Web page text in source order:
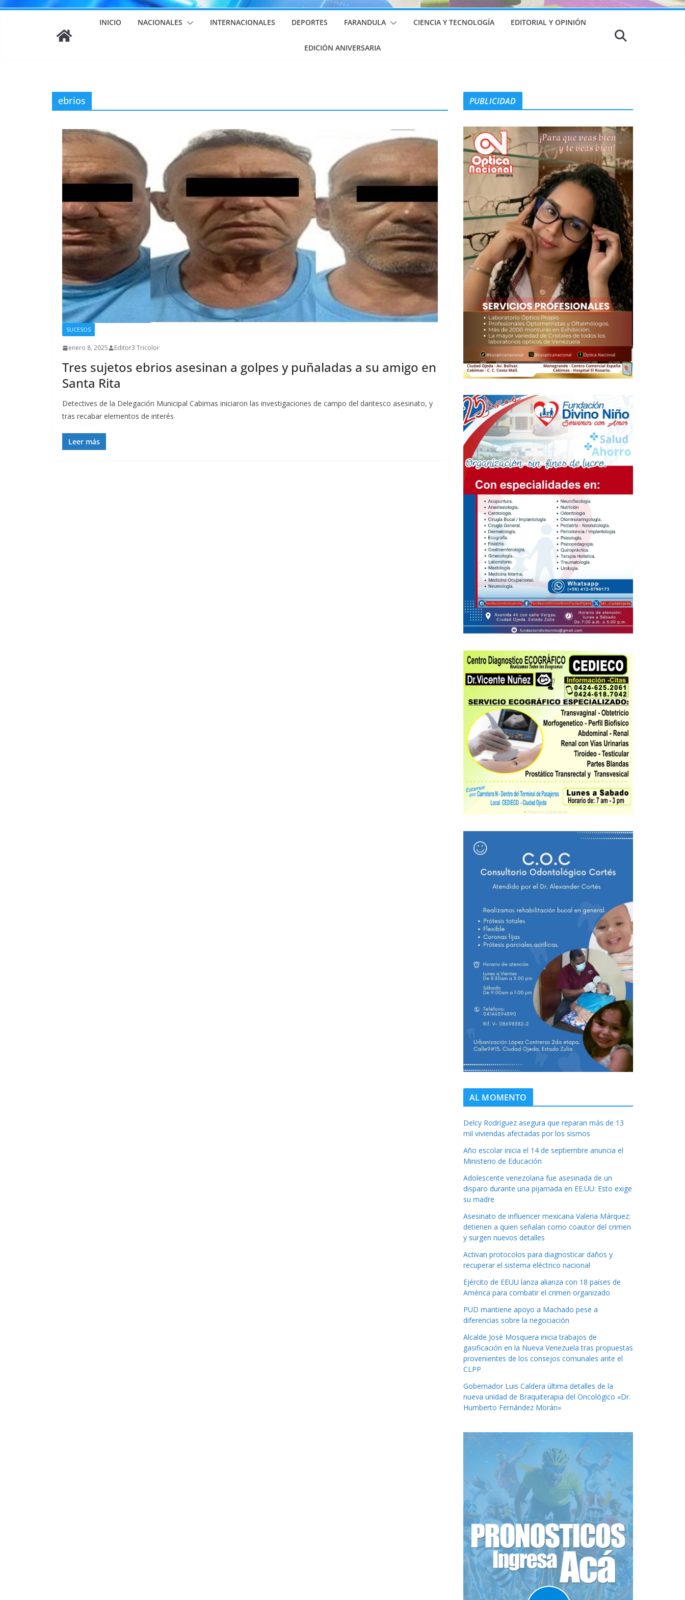
INICIO NACIONALES INTERNACIONALES DEPORTES FARANDULA CIENCIA Y TECNOLOGÍA EDITORIAL Y OPINIÓN
EDICIÓN ANIVERSARIA
ebrios
SUCESOS
enero 8, 2025 Editor3 Tricolor
Tres sujetos ebrios asesinan a golpes y puñaladas a su amigo en
Santa Rita
Detectives de la Delegación Municipal Cabimas iniciaron las investigaciones de campo del dantesco asesinato, y
tras recabar elementos de interés
Leer más
PUBLICIDAD
AL MOMENTO
Delcy Rodríguez asegura que reparan más de 13
mil viviendas afectadas por los sismos
Año escolar inicia el 14 de septiembre anuncia el
Ministerio de Educación
Adolescente venezolana fue asesinada de un
disparo durante una pijamada en EE.UU: Esto exige
su madre
Asesinato de influencer mexicana Valeria Márquez:
detienen a quien señalan como coautor del crimen
y surgen nuevos detalles
Activan protocolos para diagnosticar daños y
recuperar el sistema eléctrico nacional
Ejército de EEUU lanza alianza con 18 países de
América para combatir el crimen organizado
PUD mantiene apoyo a Machado pese a
diferencias sobre la negociación
Alcalde José Mosquera inicia trabajos de
gasificación en la Nueva Venezuela tras propuestas
provenientes de los consejos comunales ante el
CLPP
Gobernador Luis Caldera última detalles de la
nueva unidad de Braquiterapia del Oncológico «Dr.
Humberto Fernández Morán»